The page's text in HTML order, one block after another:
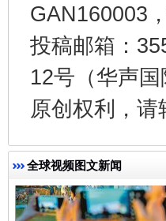
GAN160003
投稿邮箱：
12号（华声
原创权利，
全球视频图文新闻
千年窑火 生生